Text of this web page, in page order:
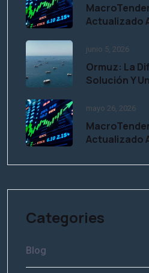
Actualizado
junio 5, 2026
Ormuz: La
Solución Y
mayo 26, 2026
Actualizado
Categories
Blog